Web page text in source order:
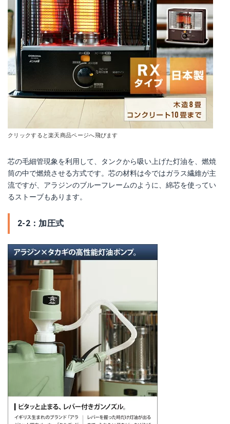
クリックすると楽天商品ページへ飛びます
芯の毛細管現象を利用して、タンクから吸い上げた灯油を、燃焼
筒の中で燃焼させる方式です。芯の材料は今ではガラス繊維が主
流ですが、アラジンのブルーフレームのように、綿芯を使ってい
るストーブもあります。
2-2：加圧式